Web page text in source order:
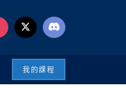
我的課程